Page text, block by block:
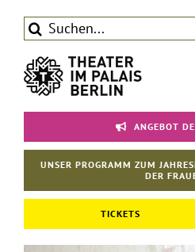
Inhalt
springen
Suche
Tickets
Theater
ANGEBOT
UNSER PROGRAMM ZUM
DER
TICKETS